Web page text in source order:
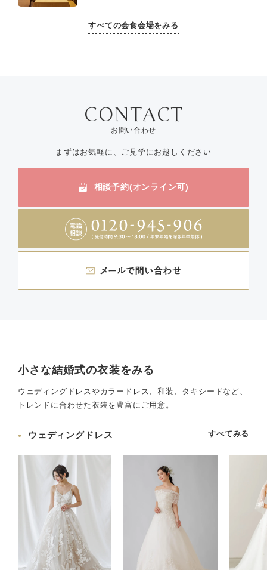
すべての会食会場をみる
お問い合わせ
まずはお気軽に、ご見学にお越しください
相談予約(オンライン可)
小さな結婚式の衣装をみる
ウェディングドレスやカラードレス、和装、タキシードなど、
トレンドに合わせた衣装を豊富にご用意。
ウェディングドレス すべてみる